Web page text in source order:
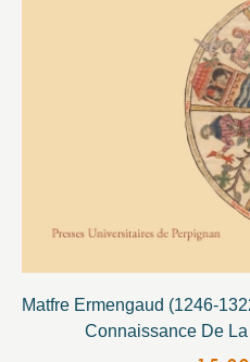
Matfre Ermengaud (1246-
Connaissance De